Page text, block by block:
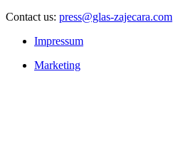
Contact us: press@glas-zajecara.com
Impressum
Marketing